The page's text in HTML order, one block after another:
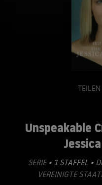
TEILEN
Unspeakable
SERIE • 1 STAFFEL •
VEREINIGTE